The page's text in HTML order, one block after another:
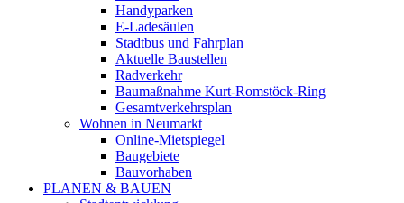
Handyparken
E-Ladesäulen
Stadtbus und Fahrplan
Aktuelle Baustellen
Radverkehr
Baumaßnahme Kurt-Romstöck-Ring
Gesamtverkehrsplan
Wohnen in Neumarkt
Online-Mietspiegel
Baugebiete
Bauvorhaben
PLANEN & BAUEN